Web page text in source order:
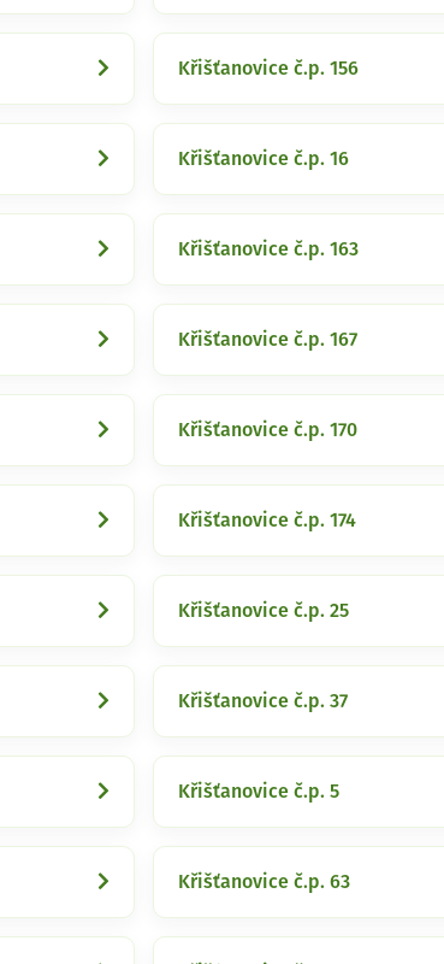
Křišťanovice č.p. 156
Křišťanovice č.p. 16
Křišťanovice č.p. 163
Křišťanovice č.p. 167
Křišťanovice č.p. 170
Křišťanovice č.p. 174
Křišťanovice č.p. 25
Křišťanovice č.p. 37
Křišťanovice č.p. 5
Křišťanovice č.p. 63